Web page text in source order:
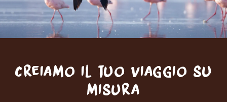
Creiamo il tuo viaggio su
misura